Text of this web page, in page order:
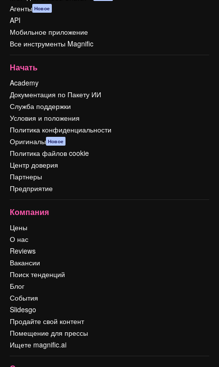
Агенты Новое
API
Мобильное приложение
Все инструменты Magnific
Начать
Academy
Документация по Пакету ИИ
Служба поддержки
Условия и положения
Политика конфиденциальности
Оригиналы Новое
Политика файлов cookie
Центр доверия
Партнеры
Предприятие
Компания
Цены
О нас
Reviews
Вакансии
Поиск тенденций
Блог
События
Slidesgo
Продайте свой контент
Помещение для прессы
Ищете magnific.ai